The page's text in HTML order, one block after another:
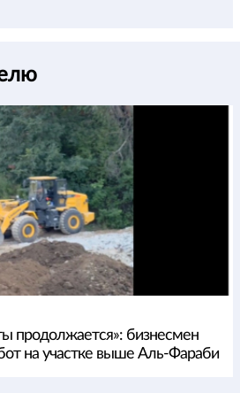
продолжается»: бизнесмен
на участке выше Аль-Фараби